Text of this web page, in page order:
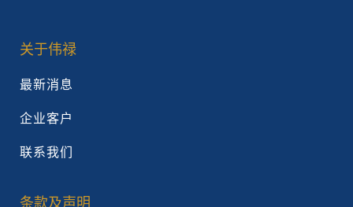
关于伟禄
最新消息
企业客户
联系我们
条款及声明